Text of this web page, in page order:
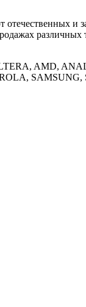
и
различных
AMD,
SAMSUNG,